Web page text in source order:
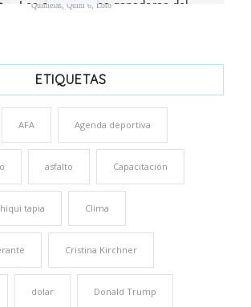
Quinielas, Quini 6, Loto
ETIQUETAS
AFA Agenda deportiva
asfalto Capacitación
tapia Clima
Cristina Kirchner
dolar Donald Trump